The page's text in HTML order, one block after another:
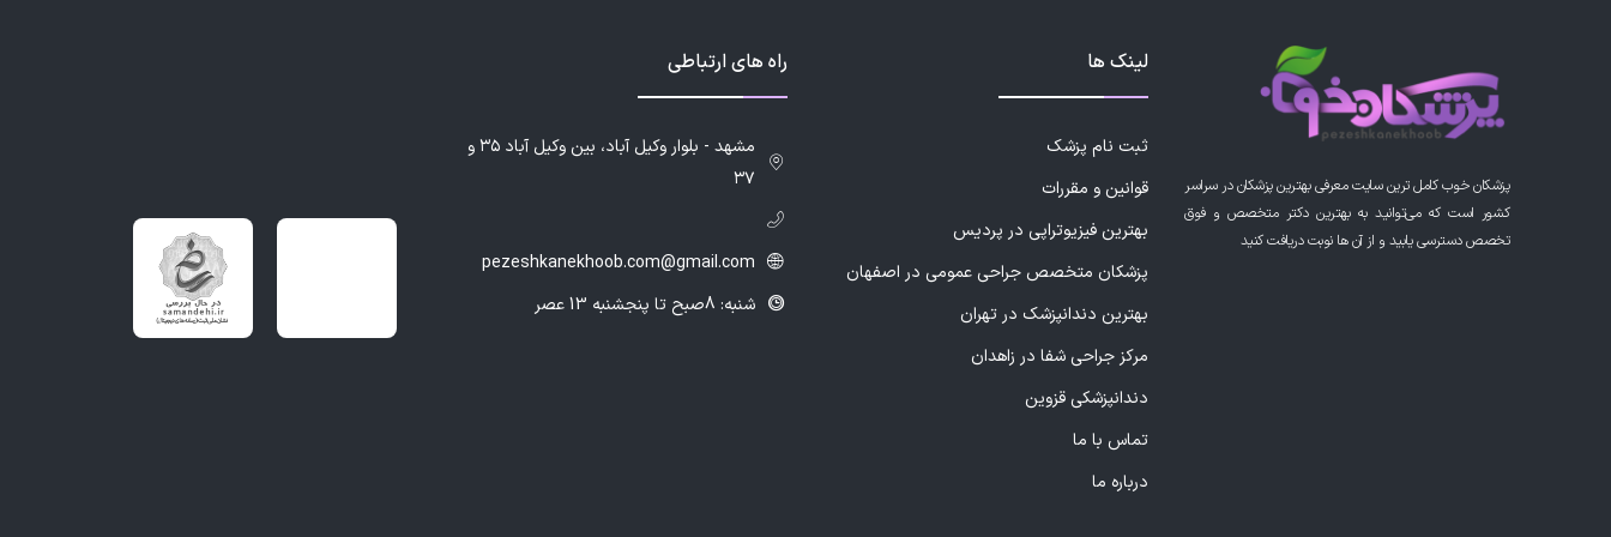
پزشکان خوب کامل ترین سایت معرفی بهترین پزشکان در سراسر
کشور است که می‌توانید به بهترین دکتر متخصص و فوق
تخصص دسترسی یابید و از آن ها نوبت دریافت کنید
لینک ها
ثبت نام پزشک
قوانین و مقررات
بهترین فیزیوتراپی در پردیس
پزشکان متخصص جراحی عمومی در اصفهان
بهترین دندانپزشک در تهران
مرکز جراحی شفا در زاهدان
دندانپزشکی قزوین
تماس با ما
درباره ما
راه های ارتباطی
مشهد - بلوار وکیل آباد، بین وکیل آباد ۳۵ و
۳۷
pezeshkanekhoob.com@gmail.com
شنبه: 8صبح تا پنجشنبه 13 عصر